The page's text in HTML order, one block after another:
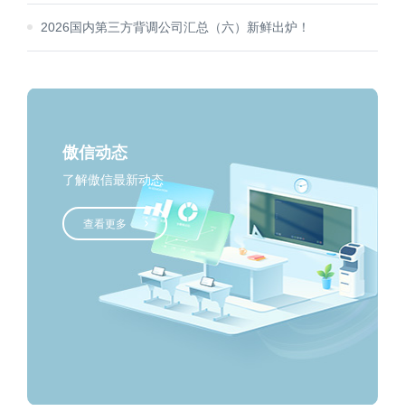
2026国内第三方背调公司汇总（六）新鲜出炉！
傲信动态
了解傲信最新动态
查看更多